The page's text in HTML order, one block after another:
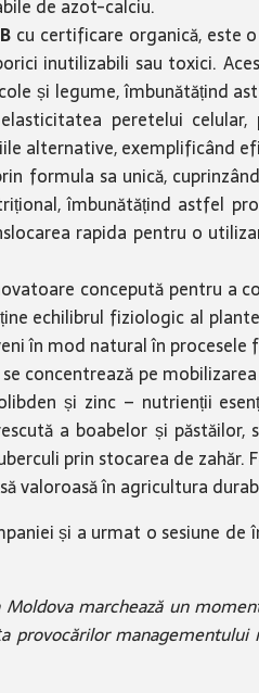
de azot-calciu.
cu certificare organică, este
inutilizabili sau toxici.
și legume, îmbunătățind
peretelui
alternative,
formula sa unică,
îmbunătățind astfel
rapida pentru o
concepută pentru a
echilibrul fiziologic al
în mod natural în
concentrează pe
și zinc – nutrienții
a boabelor și
prin stocarea de
valoroasă în agricultura
și a urmat o sesiune de
marchează un